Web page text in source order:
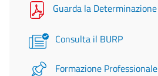
Guarda la Determinazione
Consulta il BURP
Formazione Professionale